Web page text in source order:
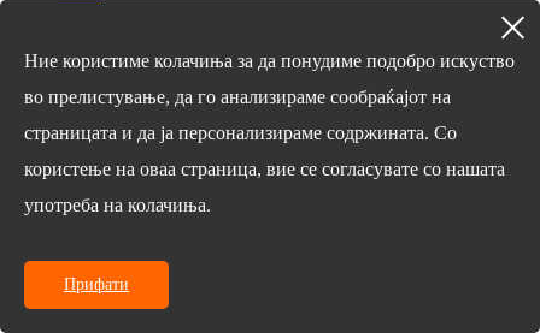
Amharic
Armenian
Azerbaijani
Bengali
Bosnian
Cebuano
Dutch
Estonian
Ние користиме колачиња за да понудиме подобро искуство
во прелистување, да го анализираме сообраќајот на
страницата и да ја персонализираме содржината. Со
користење на оваа страница, вие се согласувате со нашата
употреба на колачиња.
Прифати